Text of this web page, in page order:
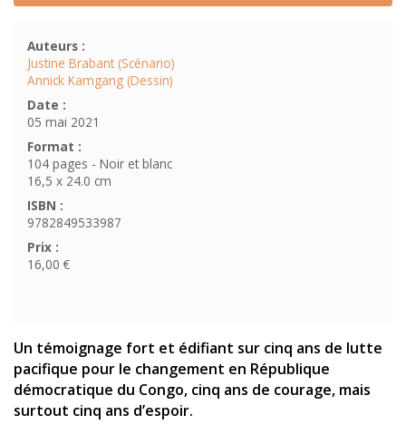
Auteurs :
Justine Brabant (Scénario)
Annick Kamgang (Dessin)
Date :
05 mai 2021
Format :
104 pages - Noir et blanc
16,5 x 24.0 cm
ISBN :
9782849533987
Prix :
16,00 €
Un témoignage fort et édifiant sur cinq ans de lutte
pacifique pour le changement en République
démocratique du Congo, cinq ans de courage, mais
surtout cinq ans d’espoir.